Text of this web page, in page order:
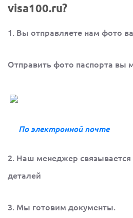
visa100.ru?
1. Вы отправляете нам фото
Отправить фото паспорта вы
По электроннойпочте
2. Наш менеджер связывается
деталей
3. Мы готовим документы.